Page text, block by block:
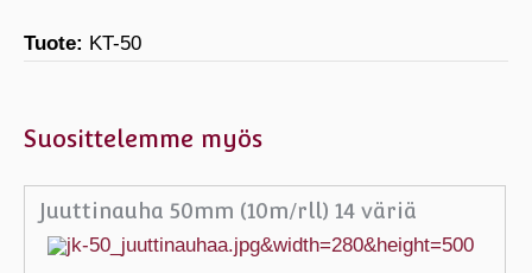
Tuote: KT-50
Suosittelemme myös
Juuttinauha 50mm (10m/rll) 14 väriä